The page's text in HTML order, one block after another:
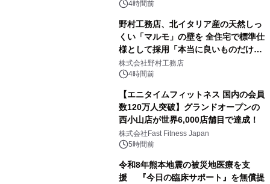
4時間前
野村工務店、北イタリア産の天然しっ
くい「マルモ」の壁を 全住宅で標準仕
様として採用「本当に良いものだけに
こだわる」
株式会社野村工務店
4時間前
【エニタイムフィットネス 国内の会員
数120万人突破】グランドオープンの
西小山店が世界6,000店舗目で達成！
株式会社Fast Fitness Japan
5時間前
令和8年熊本地震の被災地医療を支
援 『今日の臨床サポート』を無償提